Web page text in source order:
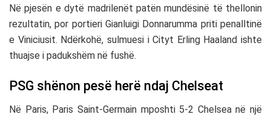
Në pjesën e dytë madrilenët patën mundësinë të thellonin
rezultatin, por portieri Gianluigi Donnarumma priti penalltinë
e Viniciusit. Ndërkohë, sulmuesi i Cityt Erling Haaland ishte
thuajse i padukshëm në fushë.
PSG shënon pesë herë ndaj Chelseat
Në Paris, Paris Saint‑Germainmposhti 5-2 Chelseanë një